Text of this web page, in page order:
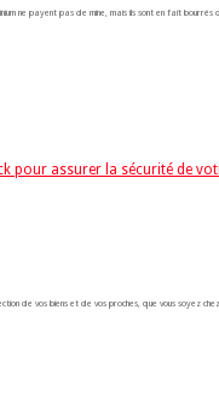
ne payent pas de mine, mais ils sont en fait bourrés
pour assurer la sécurité de
de vos biens et de vos proches, que vous soyez